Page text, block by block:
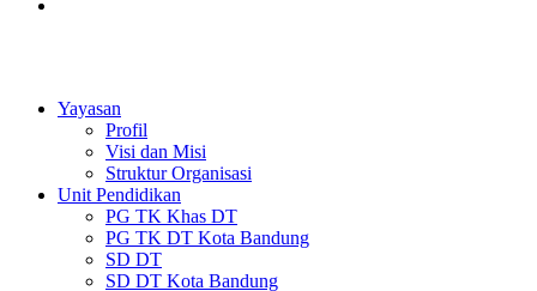
Yayasan
Profil
Visi dan Misi
Struktur Organisasi
Unit Pendidikan
PG TK Khas DT
PG TK DT Kota Bandung
SD DT
SD DT Kota Bandung